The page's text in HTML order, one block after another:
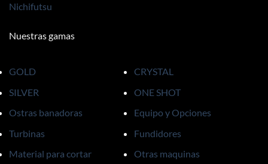
Nichifutsu
Nuestras gamas
GOLD
CRYSTAL
SILVER
ONE SHOT
Ostras banadoras
Equipo y Opciones
Turbinas
Fundidores
Material para cortar
Otras maquinas